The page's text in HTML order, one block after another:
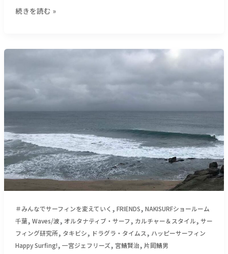
ス・
ド
テ
『ス
リ
ル
と
制
御
最
高
峰』
＿
続きを読む »
＃みんなでサーフィンを変えていく , FRIENDS, NAKISURFショールーム
千葉, Waves/波, オルタナティブ・サーフ, カルチャー＆スタイル, サー
フィング研究所, タキビシ, ドラグラ・タイムス, ハッピーサーフィン
Happy Surfing!, 一宮ジェフリーズ, 宮鯖賢治, 片岡鯖男
研
究
所】
ザ・
ブ
レ
ー
ズ
を
見
つ
け